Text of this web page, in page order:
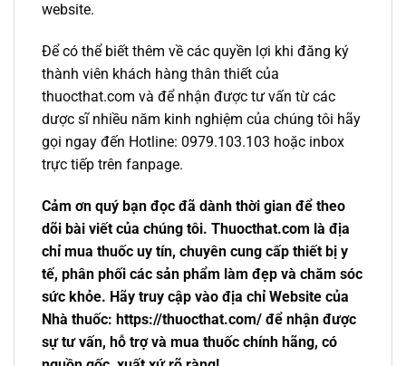
website.
Để có thể biết thêm về các quyền lợi khi đăng ký
thành viên khách hàng thân thiết của
thuocthat.com và để nhận được tư vấn từ các
dược sĩ nhiều năm kinh nghiệm của chúng tôi hãy
gọi ngay đến Hotline: 0979.103.103 hoặc inbox
trực tiếp trên fanpage.
Cảm ơn quý bạn đọc đã dành thời gian để theo
dõi bài viết của chúng tôi. Thuocthat.com là địa
chỉ mua thuốc uy tín, chuyên cung cấp thiết bị y
tế, phân phối các sản phẩm làm đẹp và chăm sóc
sức khỏe. Hãy truy cập vào địa chỉ Website của
Nhà thuốc: https://thuocthat.com/ để nhận được
sự tư vấn, hỗ trợ và mua thuốc chính hãng, có